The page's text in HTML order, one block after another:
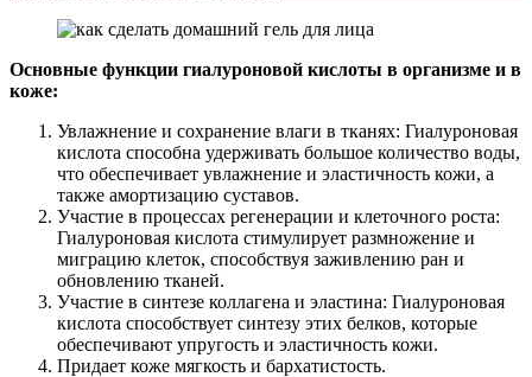
Основные функции гиалуроновой кислоты в организме и в
коже:
Увлажнение и сохранение влаги в тканях: Гиалуроновая
кислота способна удерживать большое количество воды,
что обеспечивает увлажнение и эластичность кожи, а
также амортизацию суставов.
Участие в процессах регенерации и клеточного роста:
Гиалуроновая кислота стимулирует размножение и
миграцию клеток, способствуя заживлению ран и
обновлению тканей.
Участие в синтезе коллагена и эластина: Гиалуроновая
кислота способствует синтезу этих белков, которые
обеспечивают упругость и эластичность кожи.
Придает коже мягкость и бархатистость.